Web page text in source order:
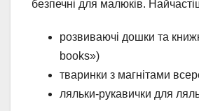
безпечні для малюків.
розвиваючі дошки та
books»)
тваринки з магнітами
ляльки-рукавички для